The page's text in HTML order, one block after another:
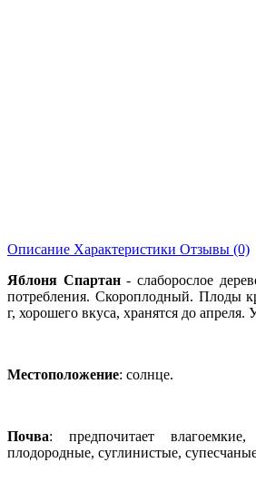
Описание Характеристики Отзывы (0)
Яблоня Спартан- слаборослое
потребления. Скороплодный. Плоды
г, хорошего вкуса, хранятся до апреля.
Местоположение: солнце.
Почва: предпочитает влагоемкие,
плодородные, суглинистые,